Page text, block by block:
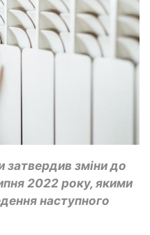
затвердив зміни до
2022 року, якими
наступного